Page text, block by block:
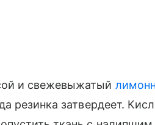
и свежевыжатый
резинка затвердеет.